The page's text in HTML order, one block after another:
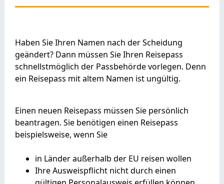
Haben Sie Ihren Namen nach der Scheidung
geändert? Dann müssen Sie Ihren Reisepass
schnellstmöglich der Passbehörde vorlegen. Denn
ein Reisepass mit altem Namen ist ungültig.
Einen neuen Reisepass müssen Sie persönlich
beantragen. Sie benötigen einen Reisepass
beispielsweise, wenn Sie
in Länder außerhalb der EU reisen wollen
Ihre Ausweispflicht nicht durch einen